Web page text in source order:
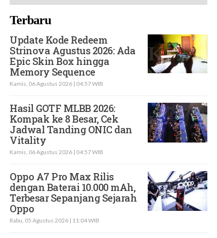
Terbaru
Update Kode Redeem
Strinova Agustus 2026: Ada
Epic Skin Box hingga
Memory Sequence
Kamis, 06 Agustus 2026 | 04:57 WIB
Hasil GOTF MLBB 2026:
Kompak ke 8 Besar, Cek
Jadwal Tanding ONIC dan
Vitality
Kamis, 06 Agustus 2026 | 04:57 WIB
Oppo A7 Pro Max Rilis
dengan Baterai 10.000 mAh,
Terbesar Sepanjang Sejarah
Oppo
Rabu, 05 Agustus 2026 | 11:04 WIB